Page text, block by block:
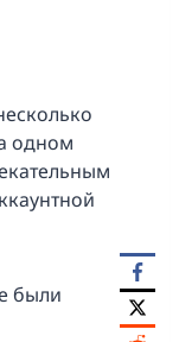
одном
были